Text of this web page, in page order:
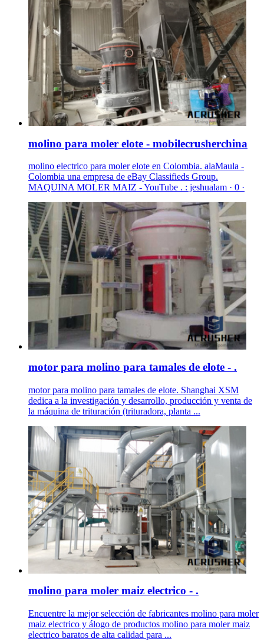
molino para moler elote - mobilecrusherchina
molino electrico para moler elote en Colombia. alaMaula -
Colombia una empresa de eBay Classifieds Group.
MAQUINA MOLER MAIZ - YouTube . : jeshualam · 0 ·
motor para molino para tamales de elote - .
motor para molino para tamales de elote. Shanghai XSM
dedica a la investigación y desarrollo, producción y venta de
la máquina de trituración (trituradora, planta ...
molino para moler maiz electrico - .
Encuentre la mejor selección de fabricantes molino para moler
maiz electrico y álogo de productos molino para moler maiz
electrico baratos de alta calidad para ...